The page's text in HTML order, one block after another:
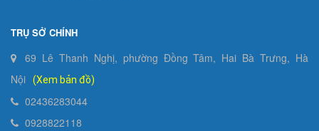
TRỤ SỞ CHÍNH
69 Lê Thanh Nghị, phường Đồng Tâm, Hai Bà Trưng, Hà
Nội
(Xem bản đồ)
02436283044
0928822118